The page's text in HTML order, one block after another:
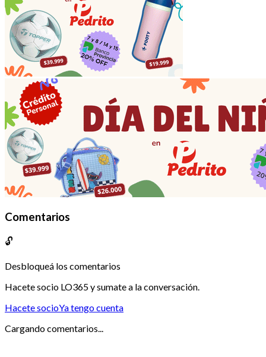
Comentarios
🔓
Desbloqueá los comentarios
Hacete socio LO365 y sumate a la conversación.
Hacete socioYa tengo cuenta
Cargando comentarios...